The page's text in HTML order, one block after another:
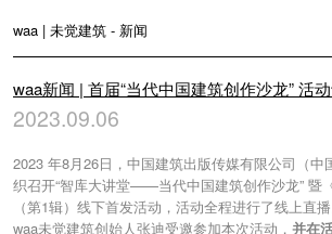
waa | 未觉建筑 - 新闻
项目
新闻
关于
waa新闻 | 首届“当代中国建筑创作沙龙” 活
2023.09.06
2023 年8月26日，中国建筑出版传媒有限公司（中
织召开“智库大讲堂——当代中国建筑创作沙龙” 暨
（第1辑）线下首发活动，活动全程进行了线上直播
waa未觉建筑创始人张迪受邀参加本次活动， 并在